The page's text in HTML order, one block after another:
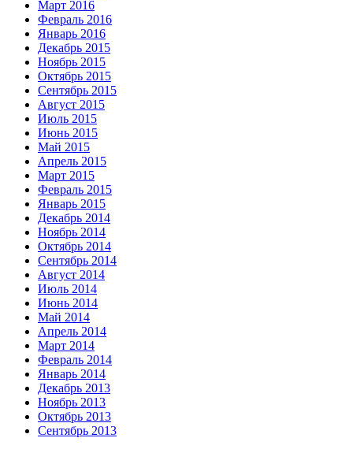
Март 2016
Февраль 2016
Январь 2016
Декабрь 2015
Ноябрь 2015
Октябрь 2015
Сентябрь 2015
Август 2015
Июль 2015
Июнь 2015
Май 2015
Апрель 2015
Март 2015
Февраль 2015
Январь 2015
Декабрь 2014
Ноябрь 2014
Октябрь 2014
Сентябрь 2014
Август 2014
Июль 2014
Июнь 2014
Май 2014
Апрель 2014
Март 2014
Февраль 2014
Январь 2014
Декабрь 2013
Ноябрь 2013
Октябрь 2013
Сентябрь 2013